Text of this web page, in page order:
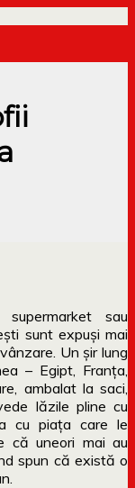
sau
sunt expuși mai
Un șir lung
– Egipt, Franța,
ambalat la saci,
lăzile pline cu
cu piața care le
că uneori mai au
spun că există o